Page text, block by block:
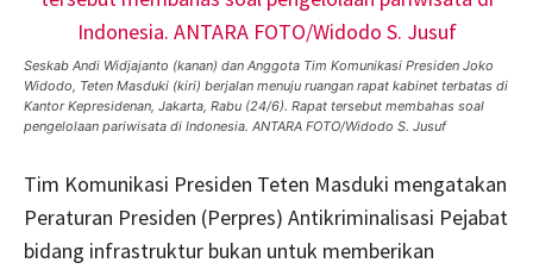
Seskab Andi Widjajanto (kanan) dan Anggota Tim Komunikasi Presiden Joko
Widodo, Teten Masduki (kiri) berjalan menuju ruangan rapat kabinet terbatas di
Kantor Kepresidenan, Jakarta, Rabu (24/6). Rapat tersebut membahas soal
pengelolaan pariwisata di Indonesia. ANTARA FOTO/Widodo S. Jusuf
Tim Komunikasi Presiden Teten Masduki mengatakan
Peraturan Presiden (Perpres) Antikriminalisasi Pejabat
bidang infrastruktur bukan untuk memberikan